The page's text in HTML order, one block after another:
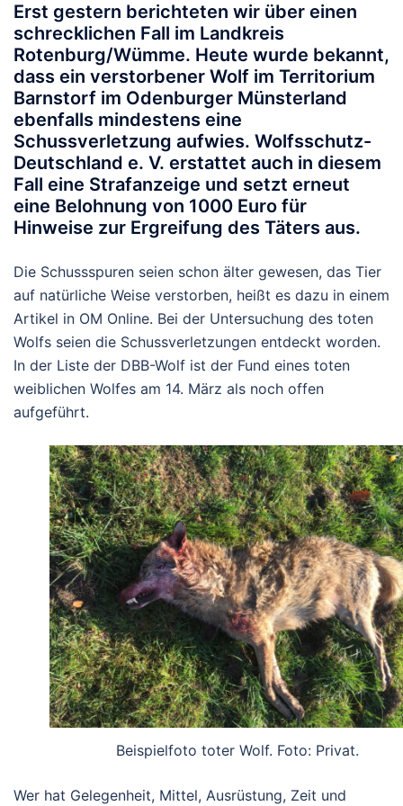
Erst gestern berichteten wir über einen
schrecklichen Fall im Landkreis
Rotenburg/Wümme. Heute wurde bekannt,
dass ein verstorbener Wolf im Territorium
Barnstorf im Odenburger Münsterland
ebenfalls mindestens eine
Schussverletzung aufwies. Wolfsschutz-
Deutschland e. V. erstattet auch in diesem
Fall eine Strafanzeige und setzt erneut
eine Belohnung von 1000 Euro für
Hinweise zur Ergreifung des Täters aus.
Die Schussspuren seien schon älter gewesen, das Tier
auf natürliche Weise verstorben, heißt es dazu in einem
Artikel in OM Online. Bei der Untersuchung des toten
Wolfs seien die Schussverletzungen entdeckt worden.
In der Liste der DBB-Wolf ist der Fund eines toten
weiblichen Wolfes am 14. März als noch offen
aufgeführt.
Beispielfoto toter Wolf. Foto: Privat.
Wer hat Gelegenheit, Mittel, Ausrüstung, Zeit und